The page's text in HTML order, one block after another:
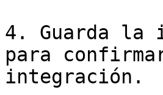
4. Guarda la
para
integración.